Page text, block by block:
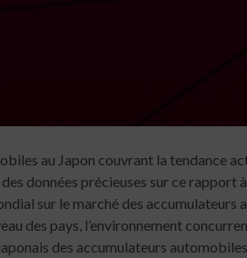
au Japon couvrant la tendance
données précieuses sur ce rapport
sur le marché des accumulateurs
des pays, l’environnement
des accumulateurs